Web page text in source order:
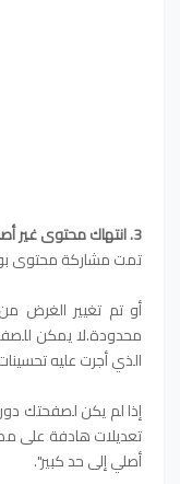
3. انتهاك محتوى غير أصلي إلى حد كبير
تمت مشاركة محتوى
أو تم تغيير الغرض
محدودة.لا يمكن
الذي أجرت عليه
إذا لم يكن لصفحتك
تعديلات هادفة على
أصلي إلى حد كبير".